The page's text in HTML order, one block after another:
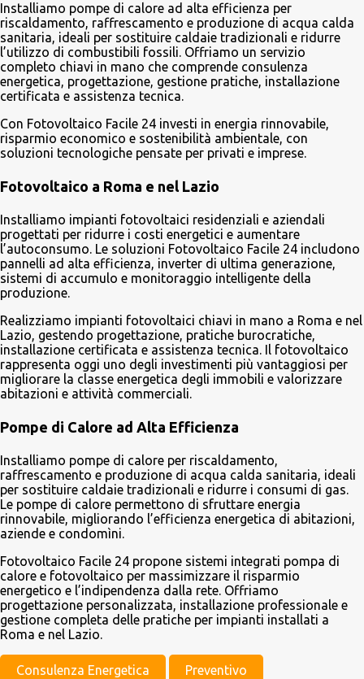
Installiamo pompe di calore ad alta efficienza per
riscaldamento, raffrescamento e produzione di acqua calda
sanitaria, ideali per sostituire caldaie tradizionali e ridurre
l’utilizzo di combustibili fossili. Offriamo un servizio
completo chiavi in mano che comprende consulenza
energetica, progettazione, gestione pratiche, installazione
certificata e assistenza tecnica.
Con Fotovoltaico Facile 24 investi in energia rinnovabile,
risparmio economico e sostenibilità ambientale, con
soluzioni tecnologiche pensate per privati e imprese.
Fotovoltaico a Roma e nel Lazio
Installiamo impianti fotovoltaici residenziali e aziendali
progettati per ridurre i costi energetici e aumentare
l’autoconsumo. Le soluzioni Fotovoltaico Facile 24 includono
pannelli ad alta efficienza, inverter di ultima generazione,
sistemi di accumulo e monitoraggio intelligente della
produzione.
Realizziamo impianti fotovoltaici chiavi in mano a Roma e nel
Lazio, gestendo progettazione, pratiche burocratiche,
installazione certificata e assistenza tecnica. Il fotovoltaico
rappresenta oggi uno degli investimenti più vantaggiosi per
migliorare la classe energetica degli immobili e valorizzare
abitazioni e attività commerciali.
Pompe di Calore ad Alta Efficienza
Installiamo pompe di calore per riscaldamento,
raffrescamento e produzione di acqua calda sanitaria, ideali
per sostituire caldaie tradizionali e ridurre i consumi di gas.
Le pompe di calore permettono di sfruttare energia
rinnovabile, migliorando l’efficienza energetica di abitazioni,
aziende e condomìni.
Fotovoltaico Facile 24 propone sistemi integrati pompa di
calore e fotovoltaico per massimizzare il risparmio
energetico e l’indipendenza dalla rete. Offriamo
progettazione personalizzata, installazione professionale e
gestione completa delle pratiche per impianti installati a
Roma e nel Lazio.
Consulenza Energetica Preventivo